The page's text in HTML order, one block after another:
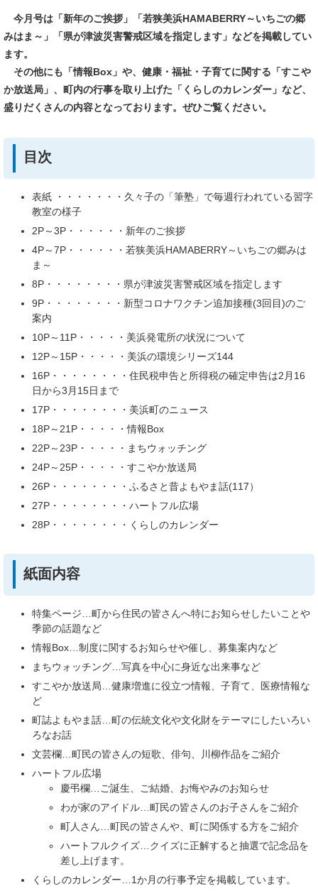
今月号は「新年のご挨拶」「若狭美浜HAMABERRY～いちごの郷
みはま～」「県が津波災害警戒区域を指定します」 などを掲載してい
ます。
その他にも「情報Box」や、健康・福祉・子育てに関する「すこや
か放送局」、町内の行事を取り上げた「くらしのカレンダー」など、
盛りだくさんの内容となっております。ぜひご覧ください。
目次
表紙 ・・・・・・・久々子の「筆塾」で毎週行われている習字
教室の様子
2P～3P・・・・・・新年のご挨拶
4P～7P・・・・・・若狭美浜HAMABERRY～いちごの郷みは
ま～
8P・・・・・・・・県が津波災害警戒区域を指定します
9P・・・・・・・・新型コロナワクチン追加接種(3回目)のご
案内
10P～11P・・・・・美浜発電所の状況について
12P～15P・・・・・美浜の環境シリーズ144
16P・・・・・・・・住民税申告と所得税の確定申告は2月16
日から3月15日まで
17P・・・・・・・・美浜町のニュース
18P～21P・・・・・情報Box
22P～23P・・・・・まちウォッチング
24P～25P・・・・・すこやか放送局
26P・・・・・・・・ふるさと昔よもやま話(117）
27P・・・・・・・・ハートフル広場
28P・・・・・・・・くらしのカレンダー
紙面内容
特集ページ…町から住民の皆さんへ特にお知らせしたいことや
季節の話題など
情報Box…制度に関するお知らせや催し、募集案内など
まちウォッチング…写真を中心に身近な出来事など
すこやか放送局…健康増進に役立つ情報、子育て、医療情報な
ど
町誌よもやま話…町の伝統文化や文化財をテーマにしたいろい
ろなお話
文芸欄…町民の皆さんの短歌、俳句、川柳作品をご紹介
ハートフル広場
慶弔欄…ご誕生、ご結婚、お悔やみのお知らせ
わが家のアイドル…町民の皆さんのお子さんをご紹介
町人さん…町民の皆さんや、町に関係する方をご紹介
ハートフルクイズ…クイズに正解すると抽選で記念品を
差し上げます。
くらしのカレンダー…1か月の行事予定を掲載しています。